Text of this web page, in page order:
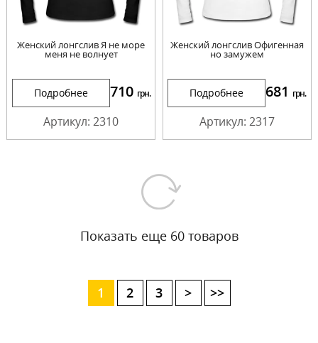
Женский лонгслив Я не море
меня не волнует
Подробнее 710 грн.
Артикул: 2310
Женский лонгслив Офигенная
но замужем
Подробнее 681 грн.
Артикул: 2317
Показать еще 60 товаров
1 2 3 > >>